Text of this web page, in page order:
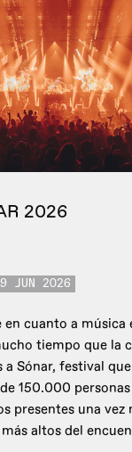
2026
JUN 2026
en cuanto a música
tiempo que la
Sónar, festival
150.000
presentes una vez
altos del